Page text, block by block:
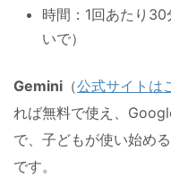
時間：1回あたり
いで）
Gemini （公式サイトは
れば無料で使え、
で、子どもが使い始め
です。